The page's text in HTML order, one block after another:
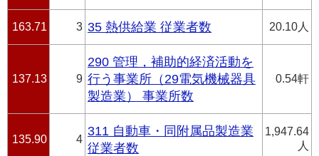
163.71 3 35 熱供給業 従業者数 20.10人
137.13 9
290 管理，補助的経済活動を
行う事業所（29電気機械器具
製造業） 事業所数
0.54軒
135.90 4
311 自動車・同附属品製造業
従業者数
1,947.64
人